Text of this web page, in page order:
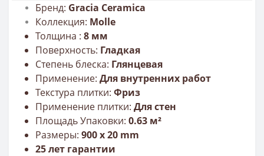
Бренд: Gracia Сeramica
Коллекция: Molle
Толщина : 8 мм
Поверхность: Гладкая
Степень блеска: Глянцевая
Применение: Для внутренних работ
Текстура плитки: Фриз
Применение плитки: Для стен
Площадь Упаковки: 0.63 м²
Размеры: 900x 20 mm
25 лет гарантии